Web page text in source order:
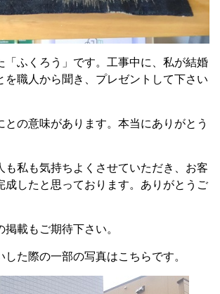
「ふくろう」です。工事中に、私が結婚
を職人から聞き、プレゼントして下さい
との意味があります。本当にありがとう
も私も気持ちよくさせていただき、お客
成したと思っております。ありがとうご
載もご期待下さい。
た際の一部の写真はこちらです。